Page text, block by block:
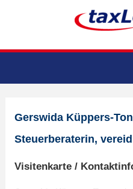
Gerswida Küppers-
Steuerberaterin,
Visitenkarte /